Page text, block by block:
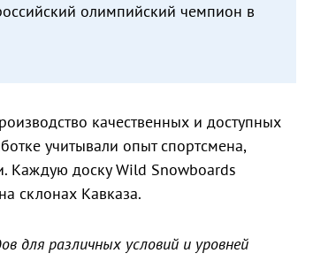
олимпийский чемпион в
качественных и доступных
учитывали опыт спортсмена,
Каждую доску Wild Snowboards
склонах Кавказа.
для различных условий и уровней